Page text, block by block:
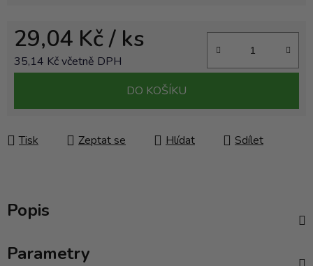
29,04 Kč/ ks
35,14 Kč včetně DPH
DO KOŠÍKU
Tisk Zeptat se Hlídat Sdílet
Popis
Parametry